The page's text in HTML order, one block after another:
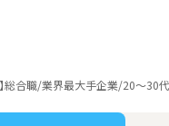
】総合職/業界最大手企業/20～